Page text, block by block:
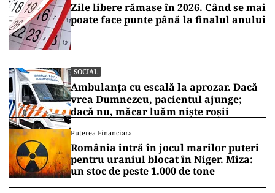
Zile libere rămase în 2026. Când se mai
poate face punte până la finalul anului
SOCIAL
Ambulanța cu escală la aprozar. Dacă
vrea Dumnezeu, pacientul ajunge;
dacă nu, măcar luăm niște roșii
Puterea Financiara
România intră în jocul marilor puteri
pentru uraniul blocat în Niger. Miza:
un stoc de peste 1.000 de tone